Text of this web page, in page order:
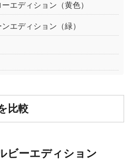
エディション（黄色）
エディション（緑）
比較
ビーエディション